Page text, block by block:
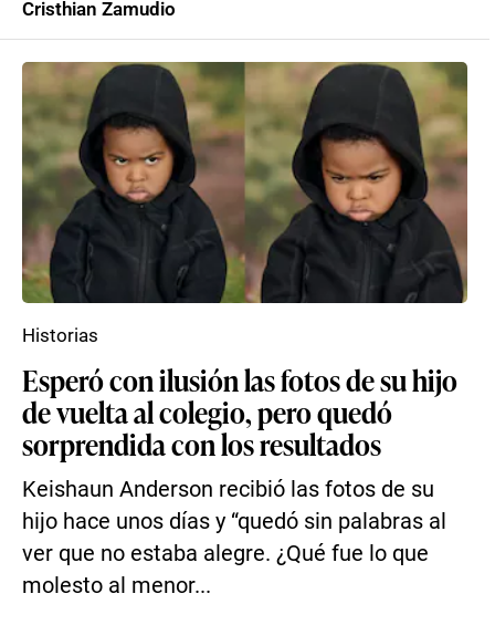
Cristhian Zamudio
Esperó con ilusión las fotos de su hijo
de vuelta al colegio, pero quedó
sorprendida con los resultados
Keishaun Anderson recibió las fotos de su
hijo hace unos días y “quedó sin palabras al
ver que no estaba alegre. ¿Qué fue lo que
molesto al menor...
Historias